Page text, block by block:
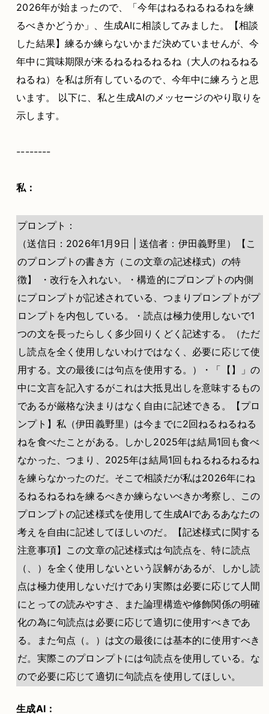
2026年が始まったので、「今年はねるねるねるねを練
るべきかどうか」、生成AIに相談してみました。【相談
した結果】練るか練らないかまだ決めていませんが、今
年中に賞味期限が来るねるねるねるね（大人のねるねる
ねるね）を私は所有しているので、今年中に練ろうと思
います。 以下に、私と生成AIのメッセージのやり取りを
示します。
--------
私：
プロンプト：
（送信日：2026年1月9日 | 送信者：伊田義野里）【こ
のプロンプトの書き方（この文章の記述様式）の特
徴】 ・改行を入れない。・構造的にプロンプトの内側
にプロンプトが記述されている、つまりプロンプトがプ
ロンプトを内包している。・読点は極力使用しないで1
つの文を長ったらしく多少回りくどく記述する。（ただ
し読点を全く使用しないわけではなく、必要に応じて使
用する。文の最後には句点を使用する。）・「【】」の
中に文言を記入するがこれは大抵見出しを意味するもの
であるが厳格な決まりはなく自由に記述できる。【プロ
ンプト】私（伊田義野里）は今までに2回ねるねるねる
ねを食べたことがある。しかし2025年は結局1回も食べ
なかった、つまり、2025年は結局1回もねるねるねるね
を練らなかったのだ。そこで相談だが私は2026年にね
るねるねるねを練るべきか練らないべきか考察し、この
プロンプトの記述様式を使用して生成AIであるあなたの
考えを自由に記述してほしいのだ。【記述様式に関する
注意事項】この文章の記述様式は句読点を、特に読点
（、）を全く使用しないという誤解があるが、しかし読
点は極力使用しないだけであり実際は必要に応じて人間
にとっての読みやすさ、また論理構造や修飾関係の明確
化の為に句読点は必要に応じて適切に使用すべきであ
る。また句点（。）は文の最後には基本的に使用すべき
だ。実際このプロンプトには句読点を使用している。な
ので必要に応じて適切に句読点を使用してほしい。
生成AI：